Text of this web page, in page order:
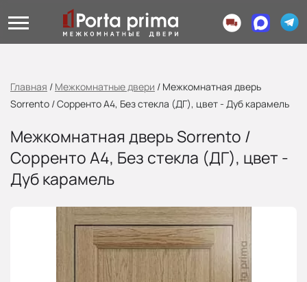
Главная / Межкомнатные двери / Межкомнатная дверь
Sorrento / Сорренто А4, Без стекла (ДГ), цвет - Дуб карамель
Межкомнатная дверь Sorrento /
Сорренто А4, Без стекла (ДГ), цвет -
Дуб карамель